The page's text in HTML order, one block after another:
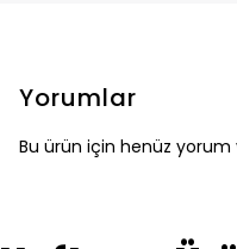
Yorumlar
Bu ürün için henüz yorum